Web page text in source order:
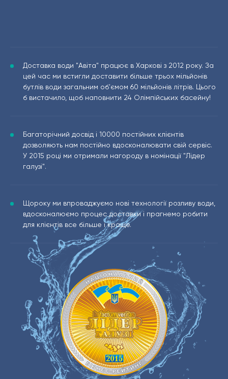
Доставка води "Авіта" працює в Харкові з 2012 року. За
цей час ми встигли доставити більше трьох мільйонів
бутлів води загальним об'ємом 60 мільйонів літрів. Цього
б вистачило, щоб наповнити 24 Олімпійських басейну!
Багаторічний досвід і 10000 постійних клієнтів
дозволяють нам постійно вдосконалювати свій сервіс.
У 2015 році ми отримали нагороду в номінації "Лідер
галузі".
Щороку ми впроваджуємо нові технології розливу води,
вдосконалюємо процес доставки і прагнемо робити
для клієнтів все більше і краще.